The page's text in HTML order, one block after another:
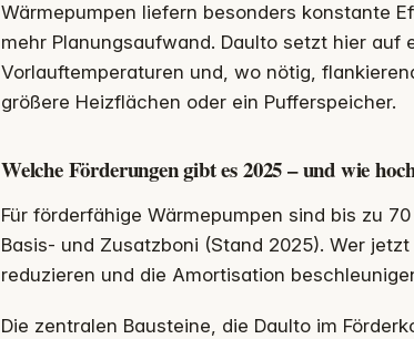
Wärmepumpen liefern besonders konstante
mehr Planungsaufwand. Daulto setzt hier auf
Vorlauftemperaturen und, wo nötig,
größere Heizflächen oder ein Pufferspeicher.
Welche Förderungen gibt es 2025 – und wie
Für förderfähige Wärmepumpen sind bis zu
Basis- und Zusatzboni (Stand 2025). Wer
reduzieren und die Amortisation
Die zentralen Bausteine, die Daulto im